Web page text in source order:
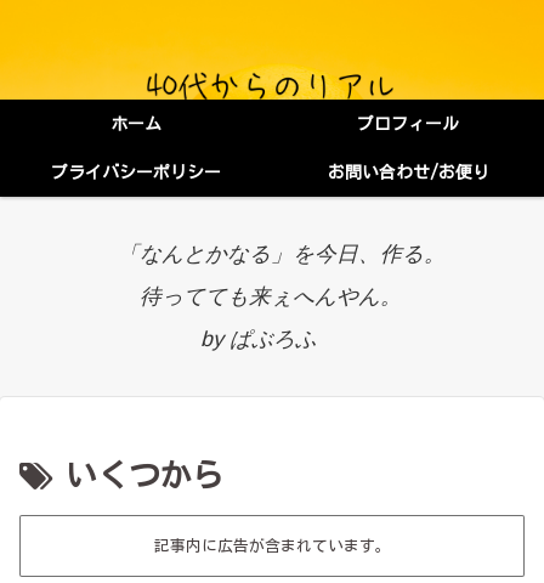
ホーム プロフィール
プライバシーポリシー お問い合わせ/お便り
「なんとかなる」を今日、作る。
待ってても来ぇへんやん。
by ぱぶろふ
いくつから
記事内に広告が含まれています。